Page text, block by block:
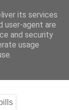
its services
user-agent are
and security
usage